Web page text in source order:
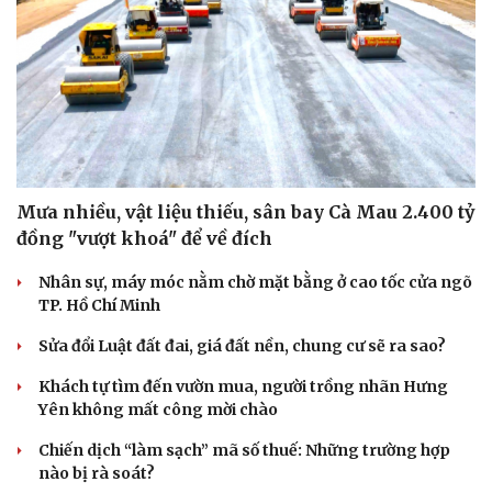
Mưa nhiều, vật liệu thiếu, sân bay Cà Mau 2.400 tỷ
đồng "vượt khoá" để về đích
Nhân sự, máy móc nằm chờ mặt bằng ở cao tốc cửa ngõ
TP. Hồ Chí Minh
Sửa đổi Luật đất đai, giá đất nền, chung cư sẽ ra sao?
Khách tự tìm đến vườn mua, người trồng nhãn Hưng
Yên không mất công mời chào
Chiến dịch “làm sạch” mã số thuế: Những trường hợp
nào bị rà soát?